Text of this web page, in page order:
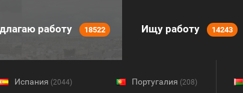
работу 18522 Ищу работу 14243
Испания (2044) Португалия (208)